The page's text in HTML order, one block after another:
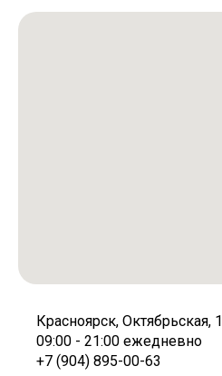
Красноярск, Октябрьская, 1
09:00 - 21:00 ежедневно
+7 (904) 895-00-63